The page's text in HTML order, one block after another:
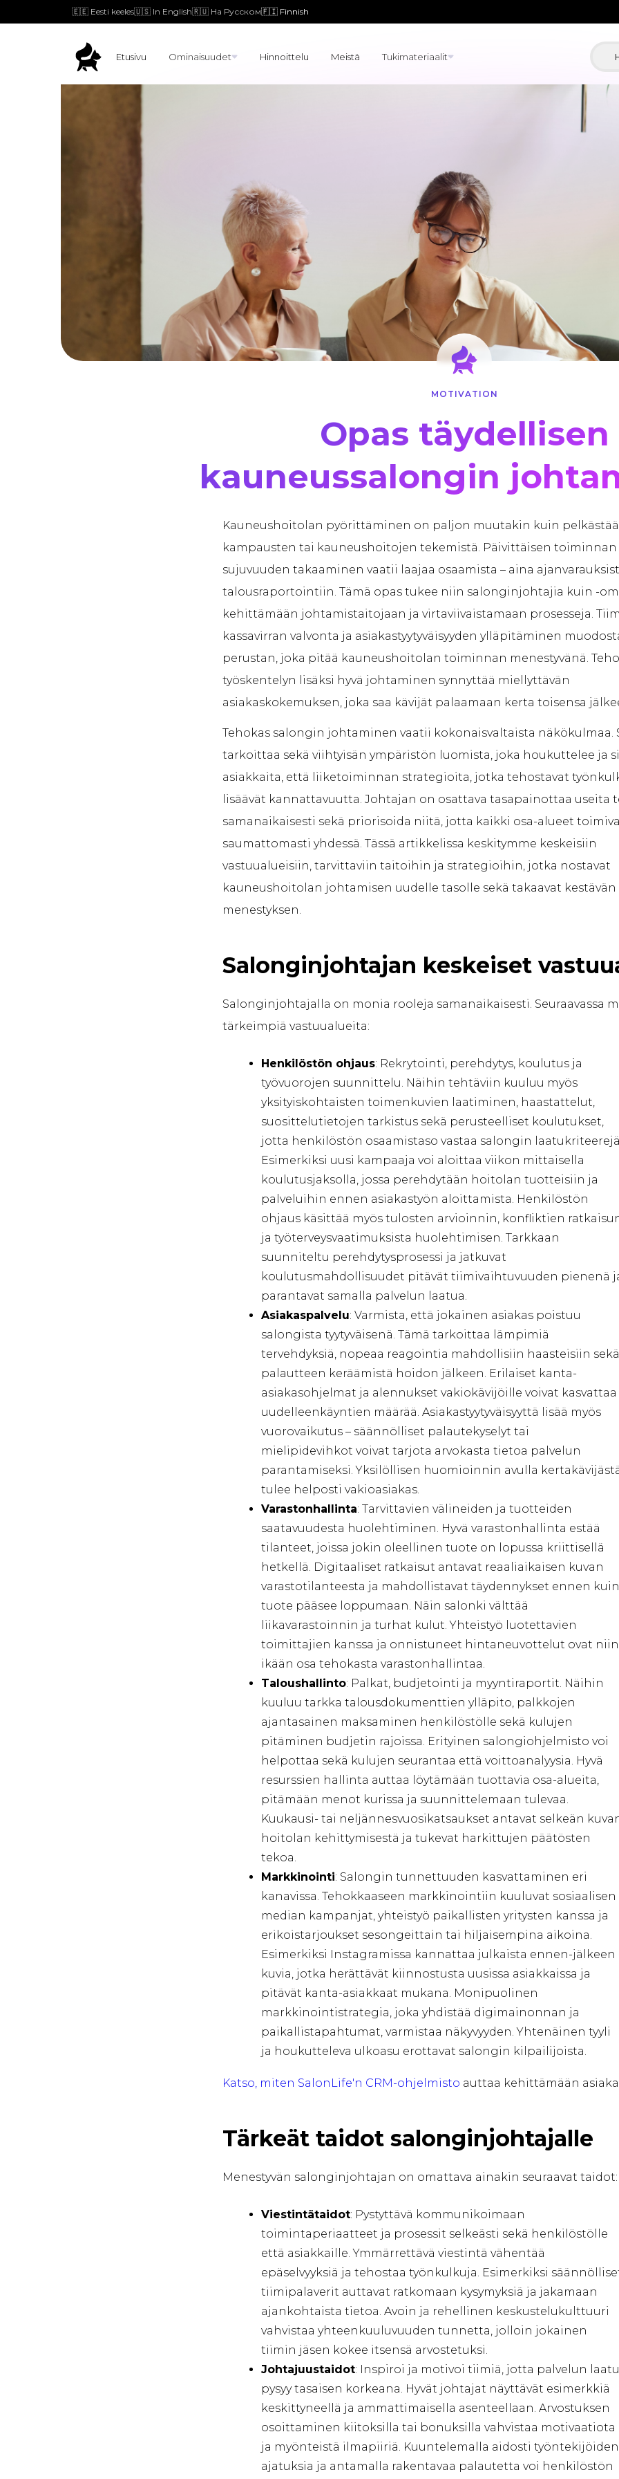
🇪🇪 Eesti keeles🇺🇸 In English🇷🇺 На Русском🇫🇮 Finnish
Etusivu Ominaisuudet Hinnoittelu Meistä Tukimateriaalit
MOTIVATION
Opas täydellisen
kauneussalongin
Kauneushoitolan pyörittäminen on paljon muutakin kuin
kampausten tai kauneushoitojen tekemistä. Päivittäisen toiminnan
sujuvuuden takaaminen vaatii laajaa osaamista – aina
talousraportointiin. Tämä opas tukee niin salonginjohtajia kuin -
kehittämään johtamistaitojaan ja virtaviivaistamaan prosesseja.
kassavirran valvonta ja asiakastyytyväisyyden ylläpitäminen
perustan, joka pitää kauneushoitolan toiminnan menestyvänä.
työskentelyn lisäksi hyvä johtaminen synnyttää miellyttävän
asiakaskokemuksen, joka saa kävijät palaamaan kerta toisensa
Tehokas salongin johtaminen vaatii kokonaisvaltaista näkökulmaa.
tarkoittaa sekä viihtyisän ympäristön luomista, joka houkuttelee ja
asiakkaita, että liiketoiminnan strategioita, jotka tehostavat
lisäävät kannattavuutta. Johtajan on osattava tasapainottaa useita
samanaikaisesti sekä priorisoida niitä, jotta kaikki osa-alueet
saumattomasti yhdessä. Tässä artikkelissa keskitymme keskeisiin
vastuualueisiin, tarvittaviin taitoihin ja strategioihin, jotka nostavat
kauneushoitolan johtamisen uudelle tasolle sekä takaavat kestävän
menestyksen.
Salonginjohtajan keskeiset
Salonginjohtajalla on monia rooleja samanaikaisesti. Seuraavassa
tärkeimpiä vastuualueita:
Henkilöstön ohjaus: Rekrytointi, perehdytys, koulutus ja
työvuorojen suunnittelu. Näihin tehtäviin kuuluu myös
yksityiskohtaisten toimenkuvien laatiminen, haastattelut,
suosittelutietojen tarkistus sekä perusteelliset koulutukset,
jotta henkilöstön osaamistaso vastaa salongin
Esimerkiksi uusi kampaaja voi aloittaa viikon mittaisella
koulutusjaksolla, jossa perehdytään hoitolan tuotteisiin ja
palveluihin ennen asiakastyön aloittamista. Henkilöstön
ohjaus käsittää myös tulosten arvioinnin, konfliktien
ja työterveysvaatimuksista huolehtimisen. Tarkkaan
suunniteltu perehdytysprosessi ja jatkuvat
koulutusmahdollisuudet pitävät tiimivaihtuvuuden pienenä
parantavat samalla palvelun laatua.
Asiakaspalvelu: Varmista, että jokainen asiakas poistuu
salongista tyytyväisenä. Tämä tarkoittaa lämpimiä
tervehdyksiä, nopeaa reagointia mahdollisiin haasteisiin sekä
palautteen keräämistä hoidon jälkeen. Erilaiset kanta-
asiakasohjelmat ja alennukset vakiokävijöille voivat kasvattaa
uudelleenkäyntien määrää. Asiakastyytyväisyyttä lisää myös
vuorovaikutus – säännölliset palautekyselyt tai
mielipidevihkot voivat tarjota arvokasta tietoa palvelun
parantamiseksi. Yksilöllisen huomioinnin avulla
tulee helposti vakioasiakas.
Varastonhallinta: Tarvittavien välineiden ja tuotteiden
saatavuudesta huolehtiminen. Hyvä varastonhallinta estää
tilanteet, joissa jokin oleellinen tuote on lopussa kriittisellä
hetkellä. Digitaaliset ratkaisut antavat reaaliaikaisen kuvan
varastotilanteesta ja mahdollistavat täydennykset ennen kuin
tuote pääsee loppumaan. Näin salonki välttää
liikavarastoinnin ja turhat kulut. Yhteistyö luotettavien
toimittajien kanssa ja onnistuneet hintaneuvottelut ovat niin
ikään osa tehokasta varastonhallintaa.
Taloushallinto: Palkat, budjetointi ja myyntiraportit. Näihin
kuuluu tarkka talousdokumenttien ylläpito, palkkojen
ajantasainen maksaminen henkilöstölle sekä kulujen
pitäminen budjetin rajoissa. Erityinen salongiohjelmisto voi
helpottaa sekä kulujen seurantaa että voittoanalyysia. Hyvä
resurssien hallinta auttaa löytämään tuottavia osa-alueita,
pitämään menot kurissa ja suunnittelemaan tulevaa.
Kuukausi- tai neljännesvuosikatsaukset antavat selkeän
hoitolan kehittymisestä ja tukevat harkittujen päätösten
tekoa.
Markkinointi: Salongin tunnettuuden kasvattaminen eri
kanavissa. Tehokkaaseen markkinointiin kuuluvat sosiaalisen
median kampanjat, yhteistyö paikallisten yritysten kanssa ja
erikoistarjoukset sesongeittain tai hiljaisempina aikoina.
Esimerkiksi Instagramissa kannattaa julkaista ennen-jälkeen
kuvia, jotka herättävät kiinnostusta uusissa asiakkaissa ja
pitävät kanta-asiakkaat mukana. Monipuolinen
markkinointistrategia, joka yhdistää digimainonnan ja
paikallistapahtumat, varmistaa näkyvyyden. Yhtenäinen tyyli
ja houkutteleva ulkoasu erottavat salongin kilpailijoista.
Katso, miten SalonLife'n CRM-ohjelmisto auttaa kehittämään
Tärkeät taidot salonginjohtajalle
Menestyvän salonginjohtajan on omattava ainakin seuraavat taidot:
Viestintätaidot: Pystyttävä kommunikoimaan
toimintaperiaatteet ja prosessit selkeästi sekä henkilöstölle
että asiakkaille. Ymmärrettävä viestintä vähentää
epäselvyyksiä ja tehostaa työnkulkuja. Esimerkiksi
tiimipalaverit auttavat ratkomaan kysymyksiä ja jakamaan
ajankohtaista tietoa. Avoin ja rehellinen keskustelukulttuuri
vahvistaa yhteenkuuluvuuden tunnetta, jolloin jokainen
tiimin jäsen kokee itsensä arvostetuksi.
Johtajuustaidot: Inspiroi ja motivoi tiimiä, jotta palvelun laatu
pysyy tasaisen korkeana. Hyvät johtajat näyttävät esimerkkiä
keskittyneellä ja ammattimaisella asenteellaan. Arvostuksen
osoittaminen kiitoksilla tai bonuksilla vahvistaa motivaatiota
ja myönteistä ilmapiiriä. Kuuntelemalla aidosti työntekijöiden
ajatuksia ja antamalla rakentavaa palautetta voi henkilöstön